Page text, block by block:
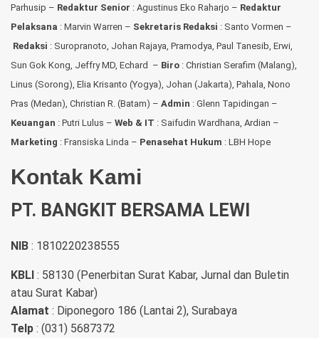
Parhusip – Redaktur Senior : Agustinus Eko Raharjo – Redaktur
Pelaksana : Marvin Warren – Sekretaris Redaksi : Santo Vormen –
Redaksi : Suropranoto, Johan Rajaya, Pramodya, Paul Tanesib, Erwi,
Sun Gok Kong, Jeffry MD, Echard – Biro : Christian Serafim (Malang),
Linus (Sorong), Elia Krisanto (Yogya), Johan (Jakarta), Pahala, Nono
Pras (Medan), Christian R. (Batam) – Admin : Glenn Tapidingan –
Keuangan : Putri Lulus – Web & IT : Saifudin Wardhana, Ardian –
Marketing : Fransiska Linda – Penasehat Hukum : LBH Hope
Kontak Kami
PT. BANGKIT BERSAMA LEWI
NIB : 1810220238555
KBLI : 58130 (Penerbitan Surat Kabar, Jurnal dan Buletin
atau Surat Kabar)
Alamat : Diponegoro 186 (Lantai 2), Surabaya
Telp : (031) 5687372